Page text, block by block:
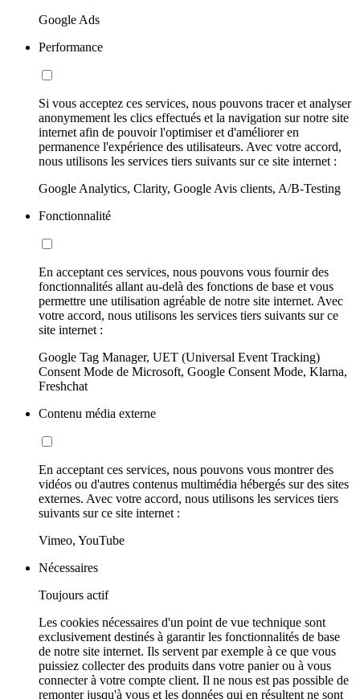
Google Ads
Performance
Si vous acceptez ces services, nous pouvons tracer et analyser
anonymement les clics effectués et la navigation sur notre site
internet afin de pouvoir l'optimiser et d'améliorer en
permanence l'expérience des utilisateurs. Avec votre accord,
nous utilisons les services tiers suivants sur ce site internet :
Google Analytics, Clarity, Google Avis clients, A/B-Testing
Fonctionnalité
En acceptant ces services, nous pouvons vous fournir des
fonctionnalités allant au-delà des fonctions de base et vous
permettre une utilisation agréable de notre site internet. Avec
votre accord, nous utilisons les services tiers suivants sur ce
site internet :
Google Tag Manager, UET (Universal Event Tracking)
Consent Mode de Microsoft, Google Consent Mode, Klarna,
Freshchat
Contenu média externe
En acceptant ces services, nous pouvons vous montrer des
vidéos ou d'autres contenus multimédia hébergés sur des sites
externes. Avec votre accord, nous utilisons les services tiers
suivants sur ce site internet :
Vimeo, YouTube
Nécessaires
Toujours actif
Les cookies nécessaires d'un point de vue technique sont
exclusivement destinés à garantir les fonctionnalités de base
de notre site internet. Ils servent par exemple à ce que vous
puissiez collecter des produits dans votre panier ou à vous
connecter à votre compte client. Il ne nous est pas possible de
remonter jusqu'à vous et les données qui en résultent ne sont